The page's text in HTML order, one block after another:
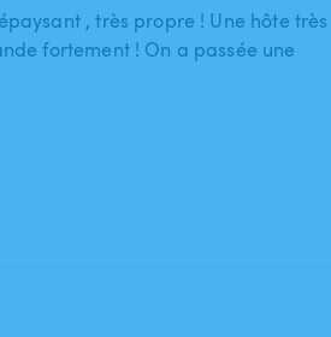
, très propre ! Une hôte très
fortement ! On a passée une